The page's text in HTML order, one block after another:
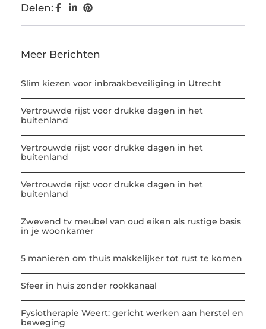
Delen:
Meer Berichten
Slim kiezen voor inbraakbeveiliging in Utrecht
Vertrouwde rijst voor drukke dagen in het
buitenland
Vertrouwde rijst voor drukke dagen in het
buitenland
Vertrouwde rijst voor drukke dagen in het
buitenland
Zwevend tv meubel van oud eiken als rustige basis
in je woonkamer
5 manieren om thuis makkelijker tot rust te komen
Sfeer in huis zonder rookkanaal
Fysiotherapie Weert: gericht werken aan herstel en
beweging